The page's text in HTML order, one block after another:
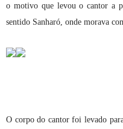
o motivo que levou o cantor a
sentido Sanharó, onde morava
O corpo do cantor foi levado